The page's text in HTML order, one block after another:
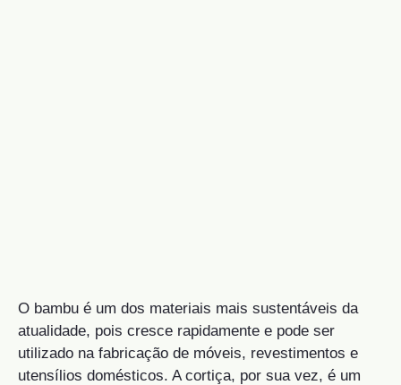
O bambu é um dos materiais mais sustentáveis da
atualidade, pois cresce rapidamente e pode ser
utilizado na fabricação de móveis, revestimentos e
utensílios domésticos. A cortiça, por sua vez, é um